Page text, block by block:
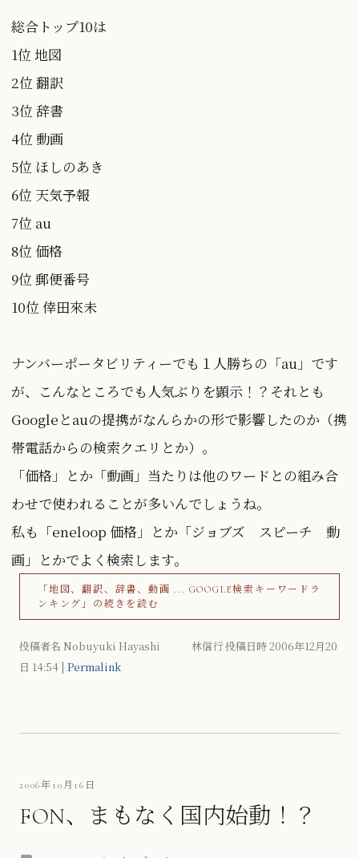
総合トップ10は
1位 地図
2位 翻訳
3位 辞書
4位 動画
5位 ほしのあき
6位 天気予報
7位 au
8位 価格
9位 郵便番号
10位 倖田來未
ナンバーポータビリティーでも１人勝ちの「au」です
が、こんなところでも人気ぶりを顕示！？それとも
Googleとauの提携がなんらかの形で影響したのか（携
帯電話からの検索クエリとか）。
「価格」とか「動画」当たりは他のワードとの組み合
わせで使われることが多いんでしょうね。
私も「eneloop 価格」とか「ジョブズ スピーチ 動
画」とかでよく検索します。
「地図、翻訳、辞書、動画 ... GOOGLE検索キーワードラ
ンキング」の続きを読む
投稿者名 Nobuyuki Hayashi 林信行 投稿日時 2006年12月20
日 14:54 | Permalink
2006年10月16日
FON、まもなく国内始動！？